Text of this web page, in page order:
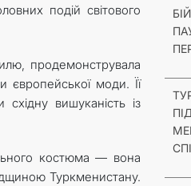
подій світового
продемонструвала
європейської моди. Її
вишуканість із
костюма — вона
Туркменистану.